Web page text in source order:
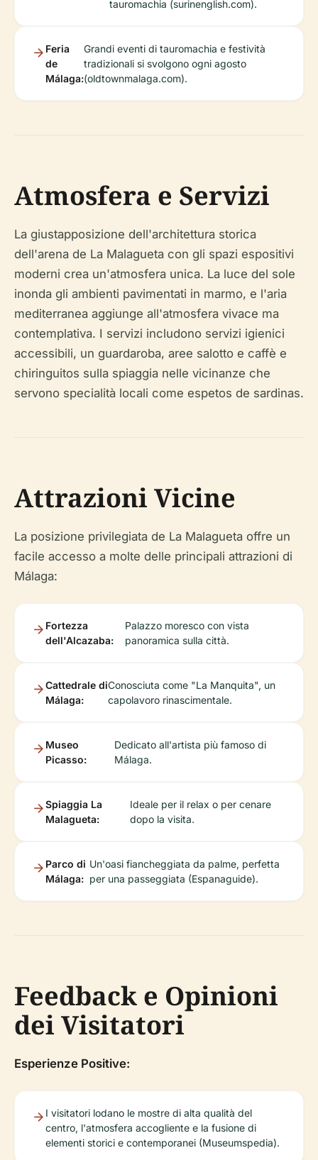
tauromachia (surinenglish.com).
Feria
de
Málaga:
Grandi eventi di tauromachia e festività
tradizionali si svolgono ogni agosto
(oldtownmalaga.com).
Atmosfera e Servizi
La giustapposizione dell'architettura storica
dell'arena de La Malagueta con gli spazi espositivi
moderni crea un'atmosfera unica. La luce del sole
inonda gli ambienti pavimentati in marmo, e l'aria
mediterranea aggiunge all'atmosfera vivace ma
contemplativa. I servizi includono servizi igienici
accessibili, un guardaroba, aree salotto e caffè e
chiringuitos sulla spiaggia nelle vicinanze che
servono specialità locali come espetos de sardinas.
Attrazioni Vicine
La posizione privilegiata de La Malagueta offre un
facile accesso a molte delle principali attrazioni di
Málaga:
Fortezza
dell'Alcazaba:
Palazzo moresco con vista
panoramica sulla città.
Cattedrale di
Málaga:
Conosciuta come "La Manquita", un
capolavoro rinascimentale.
Museo
Picasso:
Dedicato all'artista più famoso di
Málaga.
Spiaggia La
Malagueta:
Ideale per il relax o per cenare
dopo la visita.
Parco di
Málaga:
Un'oasi fiancheggiata da palme, perfetta
per una passeggiata (Espanaguide).
Feedback e Opinioni
dei Visitatori
Esperienze Positive:
I visitatori lodano le mostre di alta qualità del
centro, l'atmosfera accogliente e la fusione di
elementi storici e contemporanei (Museumspedia).